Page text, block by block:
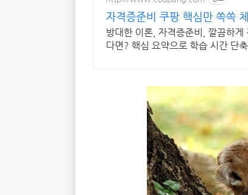
자격증준비 쿠팡 핵심만 쏙쏙
방대한 이론, 자격증준비, 깔끔하
다면? 핵심 요약으로 학습 시간 단